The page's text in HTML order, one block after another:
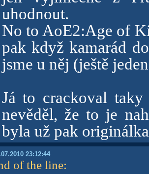
uhodnout.
No to AoE2:Age of
pak když kamarád
jsme u něj (ještě
Já to crackoval
nevěděl, že to je
byla už pak
23:12:44
of the line: